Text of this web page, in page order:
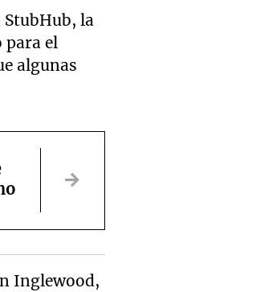
StubHub, la
para el
algunas
Inglewood,